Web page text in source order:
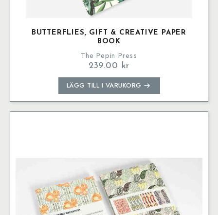
BUTTERFLIES, GIFT & CREATIVE PAPER
BOOK
The Pepin Press
239.00 kr
LÄGG TILL I VARUKORG